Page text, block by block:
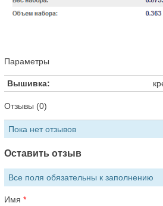
Параметры
Вышивка:
Отзывы (0)
Пока нет отзывов
Оставить отзыв
Все поля обязательны к заполнению
Имя